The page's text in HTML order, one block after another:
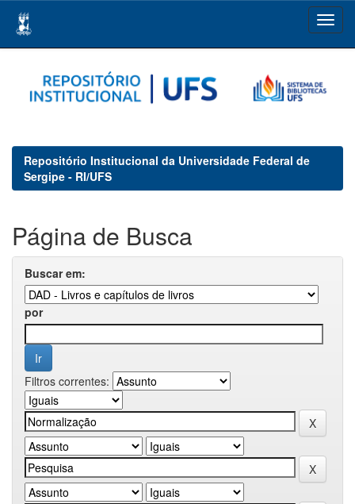
navigation
Repositório Institucional da Universidade Federal de
Sergipe - RI/UFS
Página de Busca
Buscar em:
por
Filtros correntes: